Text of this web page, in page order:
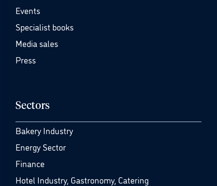
Events
Specialist books
Media sales
Press
Sectors
Bakery Industry
Energy Sector
Finance
Hotel Industry, Gastronomy, Catering